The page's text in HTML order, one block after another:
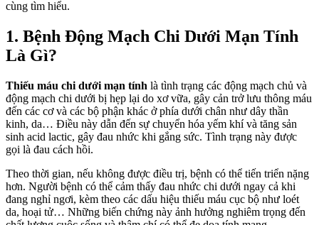
cùng tìm hiểu.
1. Bệnh Động Mạch Chi Dưới Mạn Tính
Là Gì?
Thiếu máu chi dưới mạn tính là tình trạng các động mạch chủ và
động mạch chi dưới bị hẹp lại do xơ vữa, gây cản trở lưu thông máu
đến các cơ và các bộ phận khác ở phía dưới chân như dây thần
kinh, da… Điều này dẫn đến sự chuyển hóa yếm khí và tăng sản
sinh acid lactic, gây đau nhức khi gắng sức. Tình trạng này được
gọi là đau cách hồi.
Theo thời gian, nếu không được điều trị, bệnh có thể tiến triển nặng
hơn. Người bệnh có thể cảm thấy đau nhức chi dưới ngay cả khi
đang nghỉ ngơi, kèm theo các dấu hiệu thiếu máu cục bộ như loét
da, hoại tử… Những biến chứng này ảnh hưởng nghiêm trọng đến